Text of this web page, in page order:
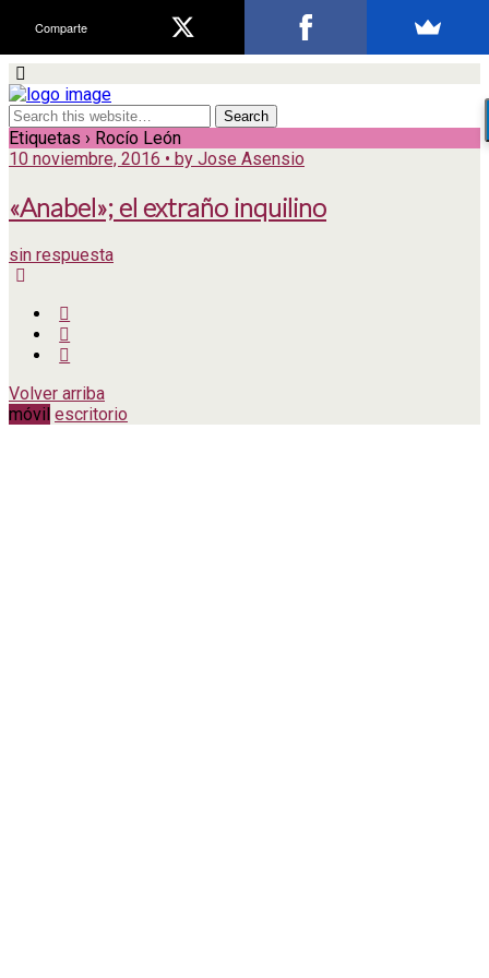
Etiquetas › Rocío León
10 noviembre, 2016 • by Jose Asensio
«Anabel»; el extraño inquilino
sin respuesta
Volver arriba
móvil escritorio
Comparte